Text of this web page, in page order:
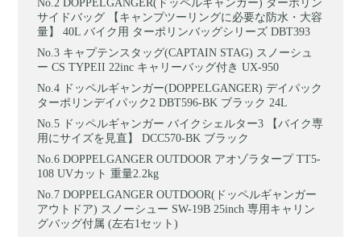
DOPPELGANGER(ドッペルギャンガー) ターポリン
サイドバッグ 【キャンプツーリングに必要な防水・大容
量】 40L バイク用 ターポリンバッグシリーズ DBT393
キャプテンスタッグ(CAPTAIN STAG) スノーシュ
ー CS TYPEII 22inc キャリーバッグ付き UX-950
ドッペルギャンガー(DOPPELGANGER) デイパック
ターポリンデイパック2 DBT596-BK ブラック 24L
ドッペルギャンガー バイクシェルター3 【バイク専
用にサイズを見直】 DCC570-BK ブラック
DOPPELGANGER OUTDOOR アオゾラタープ TT5-
108 UVカット 重量2.2kg
DOPPELGANGER OUTDOOR(ドッペルギャンガー
アウトドア) スノーシュー SW-19B 25inch 専用キャリン
グバッグ付属 (左右1セット)